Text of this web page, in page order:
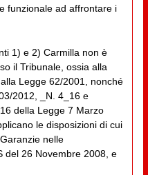
funzionale ad affrontare i
1) e 2) Carmilla non è
il Tribunale, ossia alla
Legge 62/2001, nonché
2012, _N. 4_16 e
della Legge 7 Marzo
le disposizioni di cui
nelle
del 26 Novembre 2008, e